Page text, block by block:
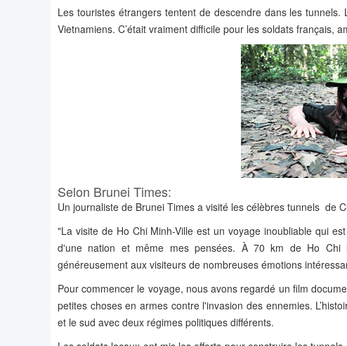
Les touristes étrangers tentent de descendre dans les
Vietnamiens. C’était vraiment difficile pour les soldats français,
Selon Brunei Times:
Un journaliste de Brunei Times a visité les célèbres tunnels de
"La visite de Ho Chi Minh-Ville est un voyage inoubliable qui
d'une nation et même mes pensées. À 70 km de Ho Chi
généreusement aux visiteurs de nombreuses émotions
Pour commencer le voyage, nous avons regardé un film
petites choses en armes contre l'invasion des ennemies.
et le sud avec deux régimes politiques différents.